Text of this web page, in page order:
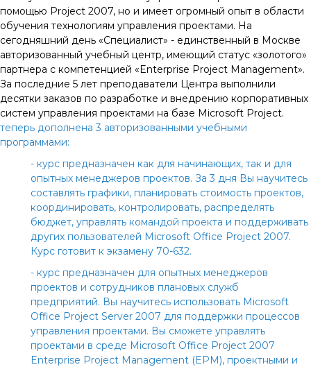
помощью Project 2007, но и имеет огромный опыт в области
обучения технологиям управления проектами. На
сегодняшний день «Специалист» - единственный в Москве
авторизованный учебный центр, имеющий статус «золотого»
партнера с компетенцией «Enterprise Project Management».
За последние 5 лет преподаватели Центра выполнили
десятки заказов по разработке и внедрению корпоративных
систем управления проектами на базе Microsoft Project.
теперь дополнена 3 авторизованными учебными
программами:
- курс предназначен как для начинающих, так и для
опытных менеджеров проектов. За 3 дня Вы научитесь
составлять графики, планировать стоимость проектов,
координировать, контролировать, распределять
бюджет, управлять командой проекта и поддерживать
других пользователей Microsoft Office Project 2007.
Курс готовит к экзамену 70-632.
- курс предназначен для опытных менеджеров
проектов и сотрудников плановых служб
предприятий. Вы научитесь использовать Microsoft
Office Project Server 2007 для поддержки процессов
управления проектами. Вы сможете управлять
проектами в среде Microsoft Office Project 2007
Enterprise Project Management (EPM), проектными и